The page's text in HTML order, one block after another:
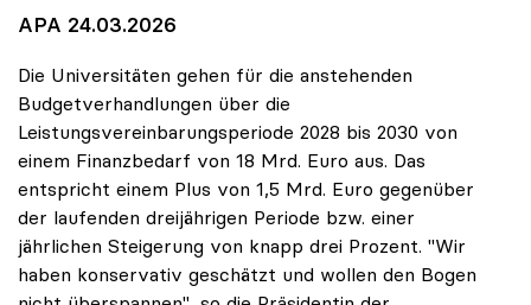
APA 24.03.2026
Die Universitäten gehen für die anstehenden
Budgetverhandlungen über die
Leistungsvereinbarungsperiode 2028 bis 2030 von
einem Finanzbedarf von 18 Mrd. Euro aus. Das
entspricht einem Plus von 1,5 Mrd. Euro gegenüber
der laufenden dreijährigen Periode bzw. einer
jährlichen Steigerung von knapp drei Prozent. "Wir
haben konservativ geschätzt und wollen den Bogen